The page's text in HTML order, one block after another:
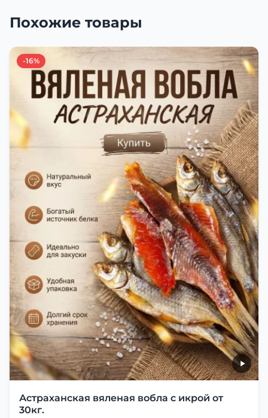
Похожие товары
-16%
Астраханская вяленая вобла с икрой от
30кг.